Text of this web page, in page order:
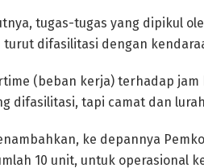
tugas-tugas yang dipikul
turut difasilitasi dengan
(beban kerja) terhadap
difasilitasi, tapi camat dan
ke depannya
10 unit, untuk operasional